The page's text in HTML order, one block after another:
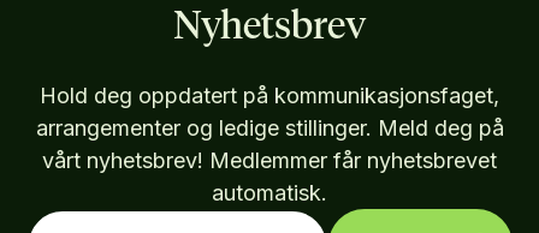
Nyhetsbrev
Hold deg oppdatert på kommunikasjonsfaget,
arrangementer og ledige stillinger. Meld deg på
vårt nyhetsbrev! Medlemmer får nyhetsbrevet
automatisk.